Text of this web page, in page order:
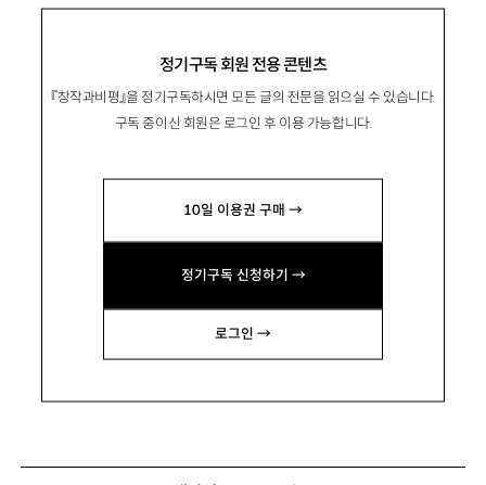
정기구독 회원 전용 콘텐츠
『창작과비평』을 정기구독하시면 모든 글의 전문을 읽으실 수 있습니다.
구독 중이신 회원은 로그인 후 이용 가능합니다.
10일 이용권 구매 →
정기구독 신청하기 →
로그인 →